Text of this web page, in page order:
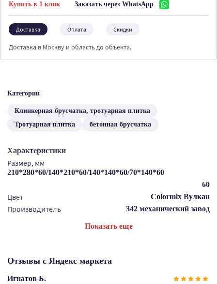
Категории
Клинкерная брусчатка, тротуарная плитка
Тротуарная плитка
бетонная брусчатка
Характеристики
Размер, мм
210*280*60/140*210*60/140*140*60/70*140*60
60
Цвет Colormix Вулкан
Производитель 342 механический завод
Показать еще
Купить в 1 клик Заказать через WhatsApp
Доставка Оплата Скидки
Доставка в Москву и область до объекта.
Отзывы с Яндекс маркета
Игнатов Б.